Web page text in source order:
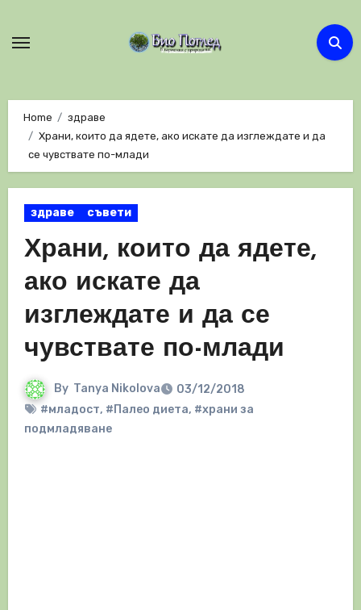
Home
здраве
Храни, които да ядете, ако искате да изглеждате и да
се чувствате по-млади
здраве съвети
Храни, които да ядете,
ако искате да
изглеждате и да се
чувствате по-млади
By Tanya Nikolova
03/12/2018
#младост, #Палео диета, #храни за
подмладяване